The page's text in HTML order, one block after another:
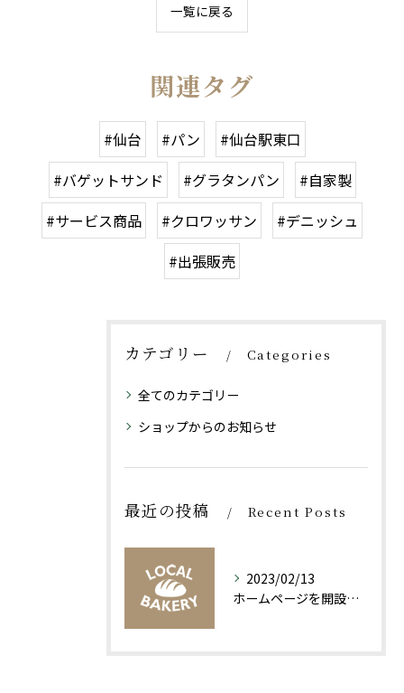
一覧に戻る
関連タグ
#仙台 #パン
#仙台駅東口
#バゲットサンド
#グラタンパン
#自家製
#サービス商品
#クロワッサン
#デニッシュ
#出張販売
カテゴリー Categories
全てのカテゴリー
ショップからのお知らせ
最近の投稿 Recent Posts
2023/02/13
ホームページを開設いたしました！